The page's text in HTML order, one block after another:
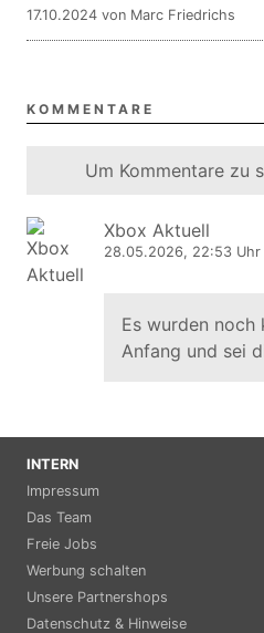
17.10.2024 von Marc Friedrichs
KOMMENTARE
Um Kommentare zu
Xbox Aktuell
28.05.2026, 22:53 Uhr
Es wurden noch
Anfang und sei
INTERN
Impressum
Das Team
Freie Jobs
Werbung schalten
Unsere Partnershops
Datenschutz & Hinweise